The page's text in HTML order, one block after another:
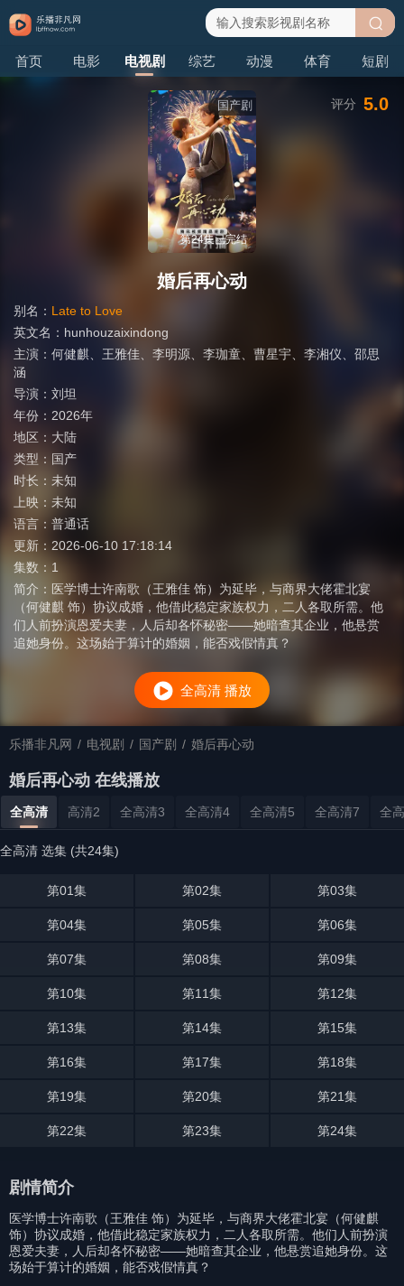
首页 电影 电视剧 综艺 动漫 体育 短剧
搜
国产剧
第24集已完结
婚后再心动
别名： Late to Love
英文名： hunhouzaixindong
主演： 何健麒 王雅佳 李明源 李珈童 曹星宇 李湘仪
邵思
涵
导演： 刘坦
年份： 2026年
地区： 大陆
类型： 国产
时长： 未知
上映： 未知
语言： 普通话
更新： 2026-06-10 17:18:14
集数： 1
简介： 医学博士许南歌（王雅佳 饰）为延毕，与商界大佬霍北宴
（何健麒 饰）协议成婚，他借此稳定家族权力，二人各取所需。他
们人前扮演恩爱夫妻，人后却各怀秘密——她暗查其企业，他悬赏
追她身份。这场始于算计的婚姻，能否戏假情真？
评分 5.0
全高清 播放
乐播非凡网 / 电视剧 / 国产剧 / 婚后再心动
婚后再心动 在线播放
全高清 高清2 全高清3 全高清4 全高清5 全高清7 全
全高清 选集 (共24集)
第01集 第02集 第03集
第04集 第05集 第06集
第07集 第08集 第09集
第10集 第11集 第12集
第13集 第14集 第15集
第16集 第17集 第18集
第19集 第20集 第21集
第22集 第23集 第24集
剧情简介
医学博士许南歌（王雅佳 饰）为延毕，与商界大佬霍北宴（何健麒
饰）协议成婚，他借此稳定家族权力，二人各取所需。他们人前扮演
恩爱夫妻，人后却各怀秘密——她暗查其企业，他悬赏追她身份。这
场始于算计的婚姻，能否戏假情真？